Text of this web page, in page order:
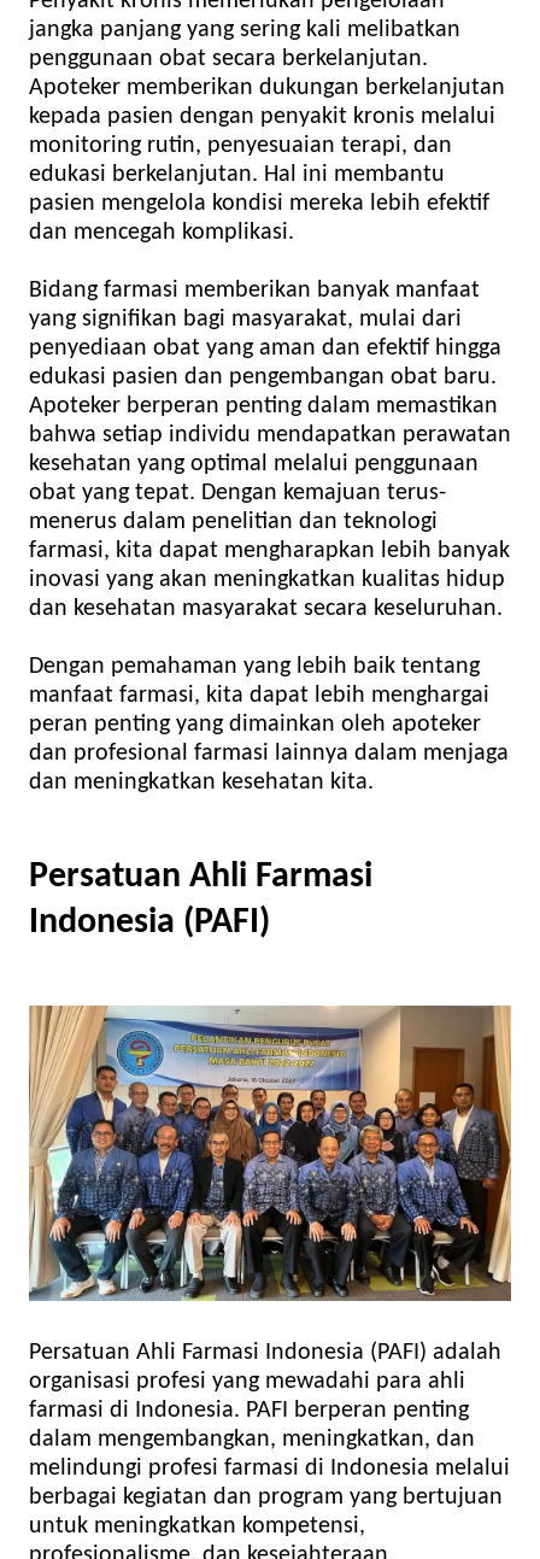
jangka panjang yang sering kali melibatkan
penggunaan obat secara berkelanjutan.
Apoteker memberikan dukungan berkelanjutan
kepada pasien dengan penyakit kronis melalui
monitoring rutin, penyesuaian terapi, dan
edukasi berkelanjutan. Hal ini membantu
pasien mengelola kondisi mereka lebih efektif
dan mencegah komplikasi.
Bidang farmasi memberikan banyak manfaat
yang signifikan bagi masyarakat, mulai dari
penyediaan obat yang aman dan efektif hingga
edukasi pasien dan pengembangan obat baru.
Apoteker berperan penting dalam memastikan
bahwa setiap individu mendapatkan perawatan
kesehatan yang optimal melalui penggunaan
obat yang tepat. Dengan kemajuan terus-
menerus dalam penelitian dan teknologi
farmasi, kita dapat mengharapkan lebih banyak
inovasi yang akan meningkatkan kualitas hidup
dan kesehatan masyarakat secara keseluruhan.
Dengan pemahaman yang lebih baik tentang
manfaat farmasi, kita dapat lebih menghargai
peran penting yang dimainkan oleh apoteker
dan profesional farmasi lainnya dalam menjaga
dan meningkatkan kesehatan kita.
Persatuan Ahli Farmasi
Indonesia (PAFI)
Persatuan Ahli Farmasi Indonesia (PAFI) adalah
organisasi profesi yang mewadahi para ahli
farmasi di Indonesia. PAFI berperan penting
dalam mengembangkan, meningkatkan, dan
melindungi profesi farmasi di Indonesia melalui
berbagai kegiatan dan program yang bertujuan
untuk meningkatkan kompetensi,